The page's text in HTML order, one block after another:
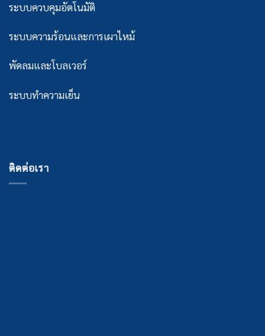
ระบบควบคุมอัตโนมัติ
ระบบความร้อนและการเผาไหม้
พัดลมและโบลเวอร์
ระบบทำความเย็น
ติดต่อเรา